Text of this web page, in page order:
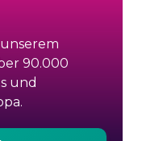
90.000
und